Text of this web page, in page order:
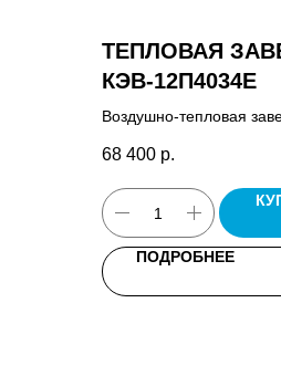
ТЕПЛОВАЯ
КЭВ-12П4034E
Воздушно-тепловая
крепежных кронштейнов,
68 400 р.
ПОДРОБНЕЕ